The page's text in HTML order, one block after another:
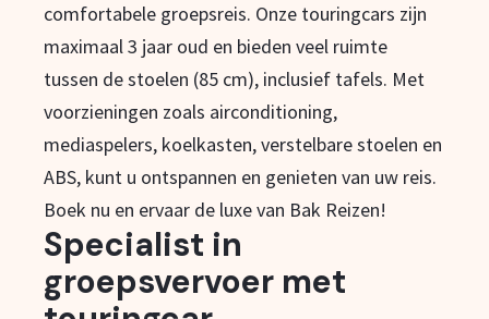
comfortabele groepsreis. Onze touringcars zijn
maximaal 3 jaar oud en bieden veel ruimte
tussen de stoelen (85 cm), inclusief tafels. Met
voorzieningen zoals airconditioning,
mediaspelers, koelkasten, verstelbare stoelen en
ABS, kunt u ontspannen en genieten van uw reis.
Boek nu en ervaar de luxe van Bak Reizen!
Specialist in
groepsvervoer met